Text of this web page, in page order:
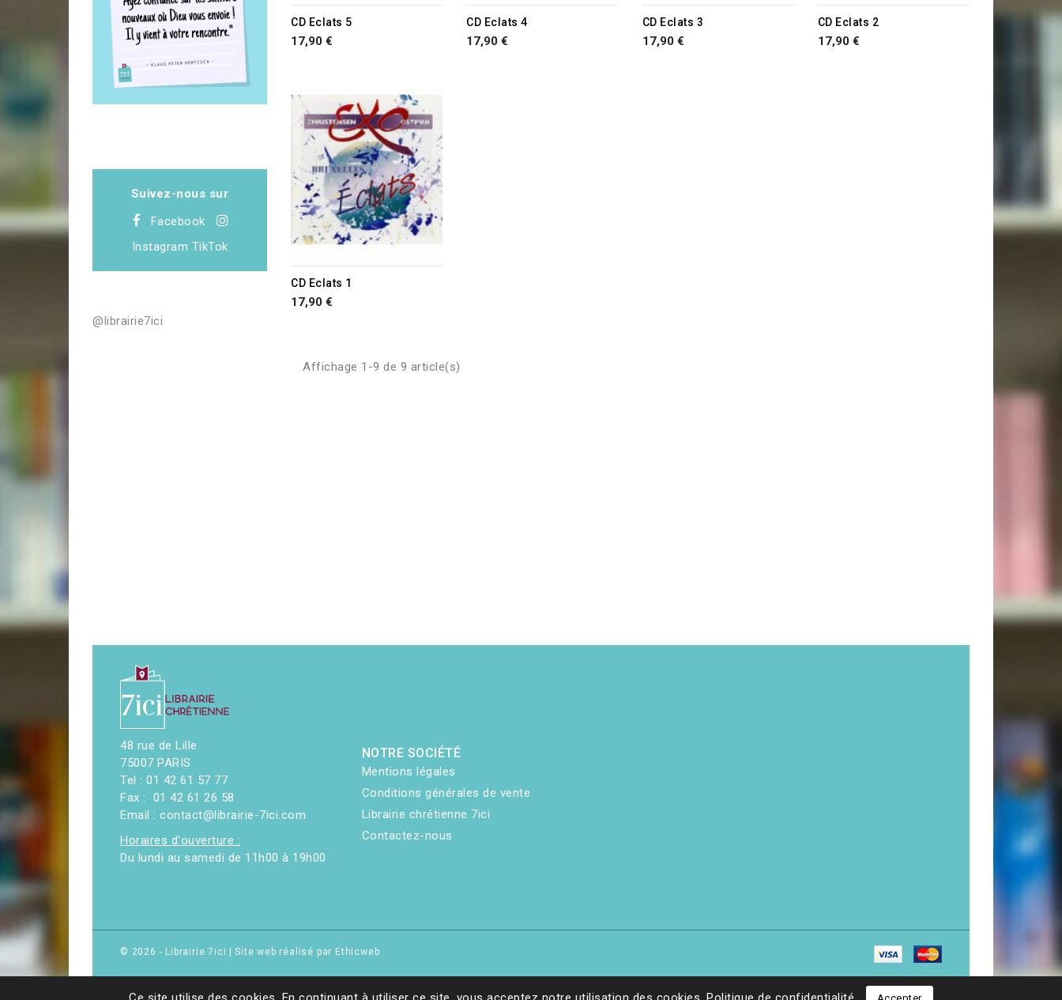
Suivez-nous sur
Facebook
Instagram TikTok
@librairie7ici
CD Eclats 5
17,90 €
CD Eclats 4
17,90 €
RUPTURE DE STOCK
CD Eclats 3
17,90 €
RUPTURE DE STOCK
CD Eclats 2
17,90 €
CD Eclats 1
17,90 €
Affichage 1-9 de 9 article(s)
48 rue de Lille
75007 PARIS
Tel : 01 42 61 57 77
Fax : 01 42 61 26 58
Email : contact@librairie-7ici.com
Horaires d'ouverture :
Du lundi au samedi de 11h00 à 19h00
NOTRE SOCIÉTÉ
Mentions légales
Conditions générales de vente
Librairie chrétienne 7ici
Contactez-nous
© 2026 - Librairie 7ici |Site web réalisé par Ethicweb